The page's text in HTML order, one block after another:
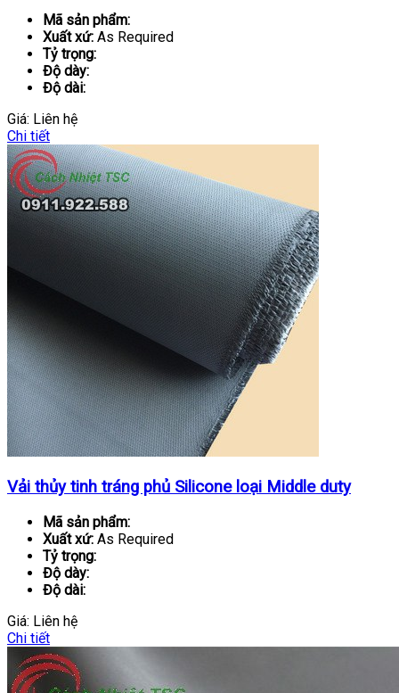
Mã sản phẩm:
Xuất xứ: As Required
Tỷ trọng:
Độ dày:
Độ dài:
Giá: Liên hệ
Chi tiết
Vải thủy tinh tráng phủ Silicone loại Middle duty
Mã sản phẩm:
Xuất xứ: As Required
Tỷ trọng:
Độ dày:
Độ dài:
Giá: Liên hệ
Chi tiết